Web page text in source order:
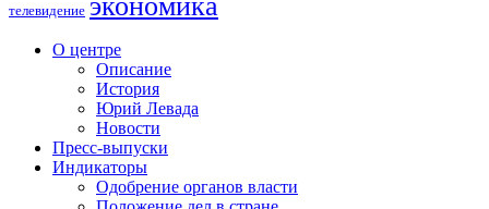
телевидение
О центре
Описание
История
Юрий Левада
Новости
Пресс-выпуски
Индикаторы
Одобрение органов власти